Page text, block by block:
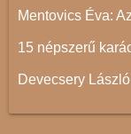
Mentovics Éva:
15 népszerű
Devecsery